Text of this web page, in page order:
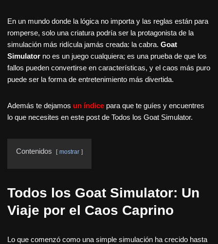
En un mundo donde la lógica no importa y las reglas están para
romperse, solo una criatura podría ser la protagonista de la
simulación más ridícula jamás creada: la cabra. Goat
Simulator no es un juego cualquiera; es una prueba de que los
fallos pueden convertirse en características, y el caos más puro
puede ser la forma de entretenimiento más divertida.
Además te dejamos un índice para que te guíes y encuentres
lo que necesites en este post de Todos los Goat Simulator.
Contenidos mostrar
Todos los Goat Simulator: Un
Viaje por el Caos Caprino
Lo que comenzó como una simple simulación ha crecido hasta